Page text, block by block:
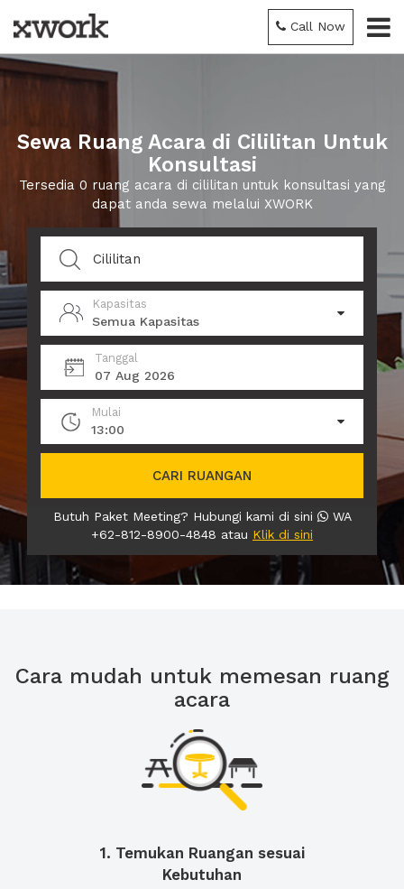
Call Now
Sewa Ruang Acara di Cililitan Untuk
Konsultasi
Tersedia 0 ruang acara di cililitan untuk konsultasi yang
dapat anda sewa melalui XWORK
Kapasitas
Semua Kapasitas
Tanggal
07 Aug 2026
Mulai
13:00
CARI RUANGAN
Butuh Paket Meeting? Hubungi kami di sini
WA
+62-812-8900-4848 atau Klik di sini
Cara mudah untuk memesan ruang
acara
1. Temukan Ruangan sesuai
Kebutuhan